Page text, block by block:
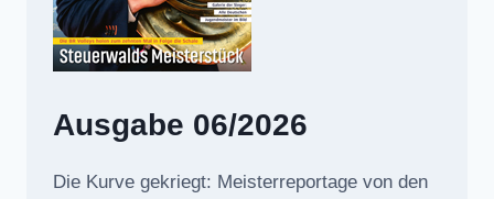
Ausgabe 06/2026
Die Kurve gekriegt: Meisterreportage von den